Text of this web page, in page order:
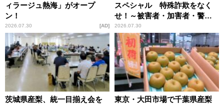
ィラージュ熱海」がオープ
ン！
2026.07.30 AD
スペシャル 特殊詐欺をなく
せ！～被害者・加害者・警視
庁が語るトクリュウの実態
～」放送
2026.07.30
茨城県産梨、統一目揃え会を
東京・大田市場で千葉県産梨